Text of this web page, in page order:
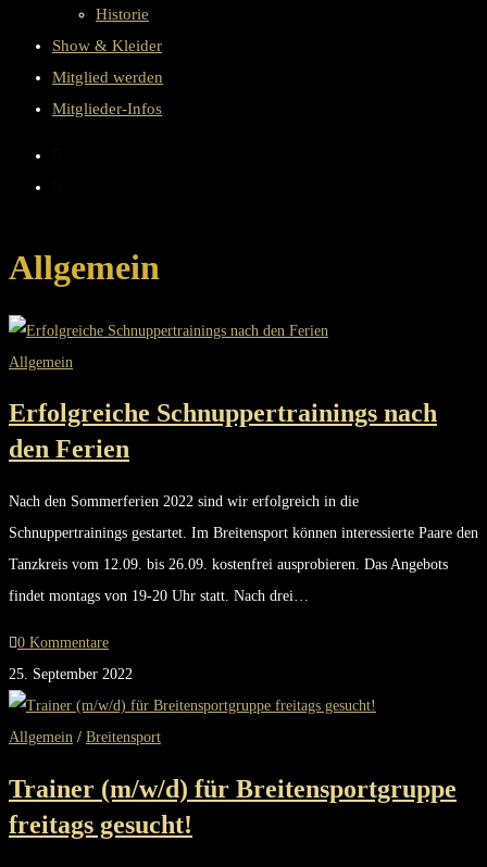
Historie
Show & Kleider
Mitglied werden
Mitglieder-Infos
Allgemein
Allgemein
Erfolgreiche Schnuppertrainings nach
den Ferien
Nach den Sommerferien 2022 sind wir erfolgreich in die
Schnuppertrainings gestartet. Im Breitensport können interessierte Paare den
Tanzkreis vom 12.09. bis 26.09. kostenfrei ausprobieren. Das Angebots
findet montags von 19-20 Uhr statt. Nach drei…
0 Kommentare
25. September 2022
Allgemein / Breitensport
Trainer (m/w/d) für Breitensportgruppe
freitags gesucht!